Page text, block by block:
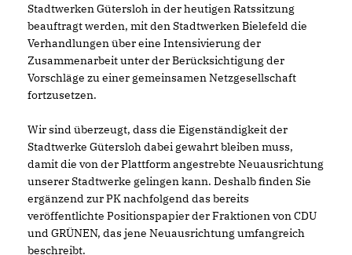
Stadtwerken Gütersloh in der heutigen Ratssitzung
beauftragt werden, mit den Stadtwerken Bielefeld die
Verhandlungen über eine Intensivierung der
Zusammenarbeit unter der Berücksichtigung der
Vorschläge zu einer gemeinsamen Netzgesellschaft
fortzusetzen.
Wir sind überzeugt, dass die Eigenständigkeit der
Stadtwerke Gütersloh dabei gewahrt bleiben muss,
damit die von der Plattform angestrebte Neuausrichtung
unserer Stadtwerke gelingen kann. Deshalb finden Sie
ergänzend zur PK nachfolgend das bereits
veröffentlichte Positionspapier der Fraktionen von CDU
und GRÜNEN, das jene Neuausrichtung umfangreich
beschreibt.